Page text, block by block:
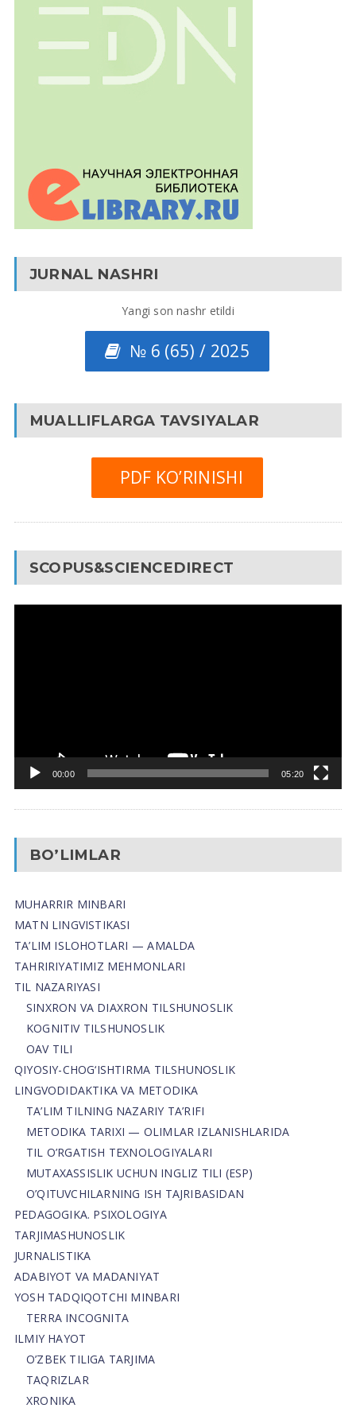
JURNAL NASHRI
Yangi son nashr etildi
№ 6 (65) / 2025
MUALLIFLARGA TAVSIYALAR
PDF KO’RINISHI
SCOPUS&SCIENCEDIRECT
00:00 05:20
BO’LIMLAR
MUHARRIR MINBARI
MATN LINGVISTIKASI
TA’LIM ISLOHOTLARI — AMALDA
TAHRIRIYATIMIZ MEHMONLARI
TIL NAZARIYASI
SINXRON VA DIAXRON TILSHUNOSLIK
KOGNITIV TILSHUNOSLIK
OAV TILI
QIYOSIY-CHOG‘ISHTIRMA TILSHUNOSLIK
LINGVODIDAKTIKA VA METODIKA
TA’LIM TILNING NAZARIY TA’RIFI
METODIKA TARIXI — OLIMLAR IZLANISHLARIDA
TIL O’RGATISH TEXNOLOGIYALARI
MUTAXASSISLIK UCHUN INGLIZ TILI (ESP)
O’QITUVCHILARNING ISH TAJRIBASIDAN
PEDAGOGIKA. PSIXOLOGIYA
TARJIMASHUNOSLIK
JURNALISTIKA
ADABIYOT VA MADANIYAT
YOSH TADQIQOTCHI MINBARI
TERRA INCOGNITA
ILMIY HAYOT
O’ZBEK TILIGA TARJIMA
TAQRIZLAR
XRONIKA